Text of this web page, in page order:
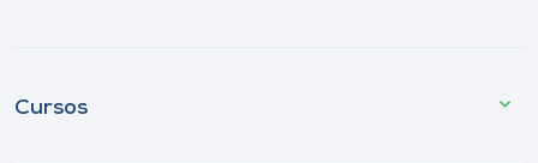
Cursos